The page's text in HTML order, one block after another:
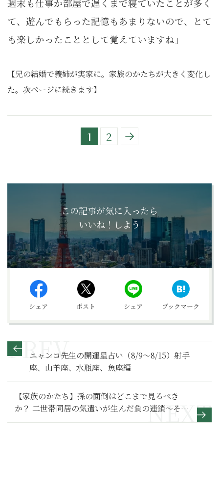
週末も仕事か部屋で遅くまで寝ていたことが多く
て、遊んでもらった記憶もあまりないので、とて
も楽しかったこととして覚えていますね」
【兄の結婚で義姉が実家に。家族のかたちが大きく変化し
た。次ページに続きます】
1 2
この記事が気に入ったら
いいね！しよう
シェア ポスト シェア ブックマーク
ニャンコ先生の開運星占い（8/9～8/15）射手
座、山羊座、水瓶座、魚座編
【家族のかたち】孫の面倒はどこまで見るべき
か？ 二世帯同居の気遣いが生んだ負の連鎖～その
2～